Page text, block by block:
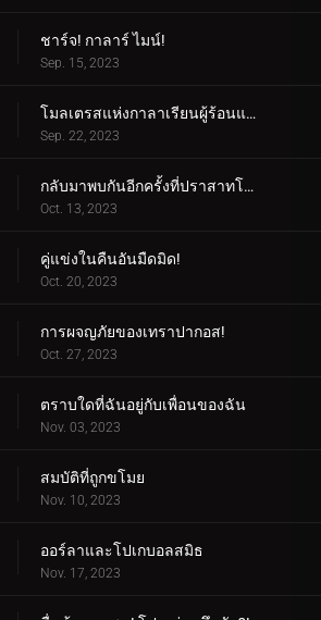
ชาร์จ! กาลาร์ ไมน์!
Sep. 15, 2023
โมลเตรสแห่งกาลาเรียนผู้ร้อนแรง
Sep. 22, 2023
กลับมาพบกันอีกครั้งที่ปราสาทโบราณ!
Oct. 13, 2023
คู่แข่งในคืนอันมืดมิด!
Oct. 20, 2023
การผจญภัยของเทราปากอส!
Oct. 27, 2023
ตราบใดที่ฉันอยู่กับเพื่อนของฉัน
Nov. 03, 2023
สมบัติที่ถูกขโมย
Nov. 10, 2023
ออร์ลาและโปเกบอลสมิธ
Nov. 17, 2023